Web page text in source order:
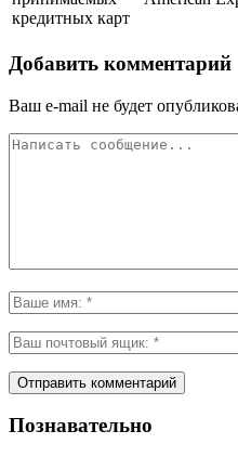
кредитных карт
Добавить комментарий
Ваш e-mail не будет
Познавательно